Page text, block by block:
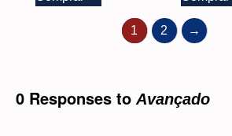
1 2 →
0 Responses toAvançado